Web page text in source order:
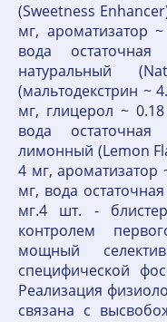
(Sweetness
мг, ароматизатор
вода
натуральный
(мальтодекстрин ~
мг, глицерол ~
вода
лимонный (Lemon
4 мг, ароматизатор
мг, вода
мг.4 шт. -
контролем
мощный
специфической
Реализация
связана с